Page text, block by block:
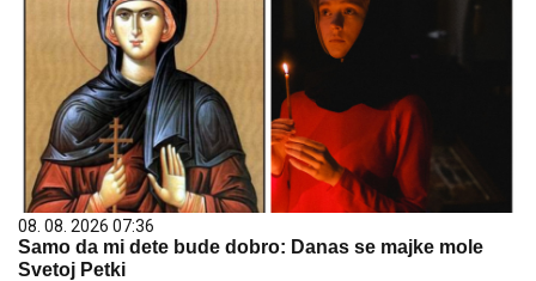
08. 08. 2026 07:36
Samo da mi dete bude dobro: Danas se majke mole
Svetoj Petki